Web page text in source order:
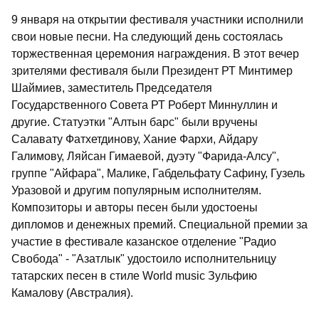
9 января на открытии фестиваля участники исполнили
свои новые песни. На следующий день состоялась
торжественная церемония награждения. В этот вечер
зрителями фестиваля были Президент РТ Минтимер
Шаймиев, заместитель Председателя
Государственного Совета РТ Роберт Миннуллин и
другие. Статуэтки "Алтын барс" были вручены
Салавату Фатхетдинову, Хание Фархи, Айдару
Галимову, Ляйсан Гимаевой, дуэту "Фарида-Алсу",
группе "Айфара", Малике, Габдельфату Сафину, Гузель
Уразовой и другим популярным исполнителям.
Композиторы и авторы песен были удостоены
дипломов и денежных премий. Специальной премии за
участие в фестивале казанское отделение "Радио
Свобода" - "Азатлык" удостоило исполнительницу
татарских песен в стиле World music Зульфию
Камалову (Австралия).